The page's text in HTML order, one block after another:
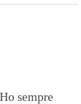
sempre